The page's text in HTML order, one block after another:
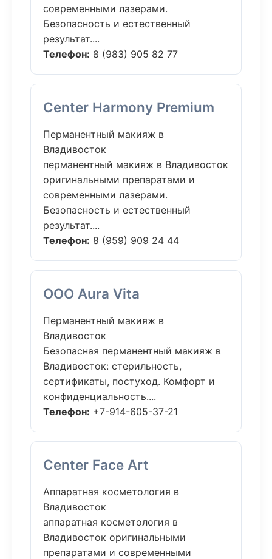
современными лазерами.
Безопасность и естественный
результат....
Телефон: 8 (983) 905 82 77
Center Harmony Premium
Перманентный макияж в
Владивосток
перманентный макияж в Владивосток
оригинальными препаратами и
современными лазерами.
Безопасность и естественный
результат....
Телефон: 8 (959) 909 24 44
ООО Aura Vita
Перманентный макияж в
Владивосток
Безопасная перманентный макияж в
Владивосток: стерильность,
сертификаты, постуход. Комфорт и
конфиденциальность....
Телефон: +7-914-605-37-21
Center Face Art
Аппаратная косметология в
Владивосток
аппаратная косметология в
Владивосток оригинальными
препаратами и современными